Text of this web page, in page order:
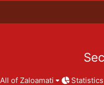
All of Zaloamati Statistics